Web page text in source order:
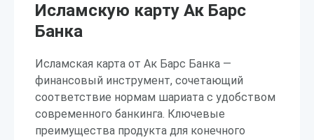
Исламскую карту Ак Барс
Банка
Исламская карта от Ак Барс Банка —
финансовый инструмент, сочетающий
соответствие нормам шариата с удобством
современного банкинга. Ключевые
преимущества продукта для конечного